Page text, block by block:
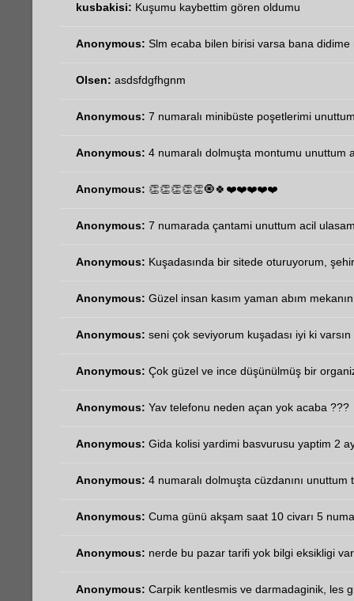
kusbakisi: Kuşumu kaybettim gören oldumu
Anonymous: Slm ecaba bilen birisi varsa bana didime
Olsen: asdsfdgfhgnm
Anonymous: 7 numaralı minibüste poşetlerimi
Anonymous: 4 numaralı dolmuşta montumu unuttum
Anonymous: 👏👏👏👏👏🧿🍀❤️❤️❤️❤️❤️
Anonymous: 7 numarada çantami unuttum acil
Anonymous: Kuşadasında bir sitede oturuyorum,
Anonymous: Güzel insan kasım yaman abım
Anonymous: seni çok seviyorum kuşadası iyi ki varsın
Anonymous: Çok güzel ve ince düşünülmüş bir
Anonymous: Yav telefonu neden açan yok acaba ???
Anonymous: Gida kolisi yardimi basvurusu yaptim 2
Anonymous: 4 numaralı dolmuşta cüzdanını
Anonymous: Cuma günü akşam saat 10 civarı 5
Anonymous: nerde bu pazar tarifi yok bilgi eksikligi var
Anonymous: Carpik kentlesmis ve darmadaginik, les